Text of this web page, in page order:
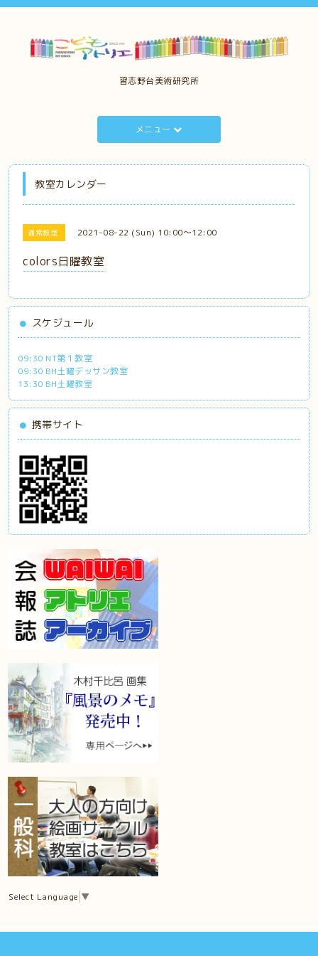
習志野台美術研究所
メニュー
教室カレンダー
通常教室 2021-08-22 (Sun) 10:00～12:00
colors日曜教室
スケジュール
09:30 NT第１教室
09:30 BH土曜デッサン教室
13:30 BH土曜教室
携帯サイト
Select Language ▼